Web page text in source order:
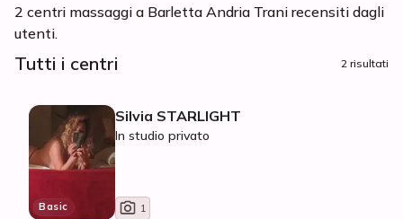
2 centri massaggi a Barletta Andria Trani recensiti dagli
utenti.
Tutti i centri 2 risultati
Basic
Silvia STARLIGHT
In studio privato
1